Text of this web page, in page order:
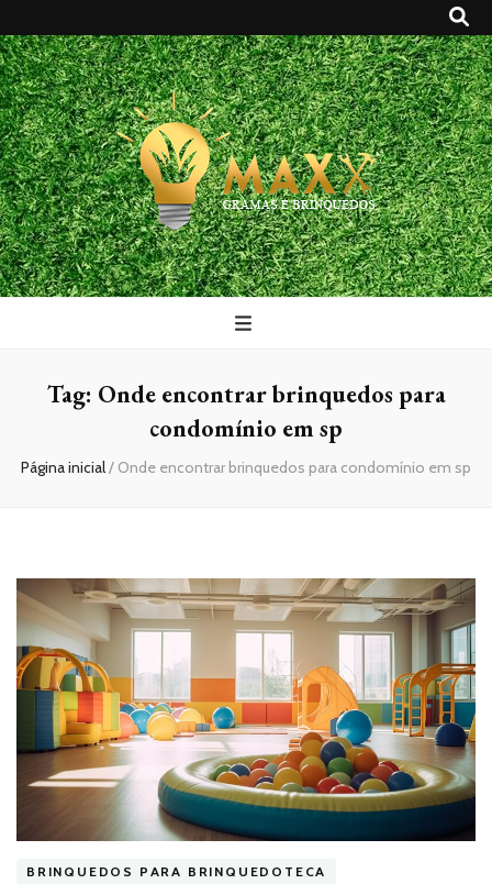
Maxx Gramas
Blog
Tag: Onde encontrar brinquedos para
condomínio em sp
Página inicial/ Onde encontrar brinquedos para condomínio em sp
BRINQUEDOS PARA BRINQUEDOTECA